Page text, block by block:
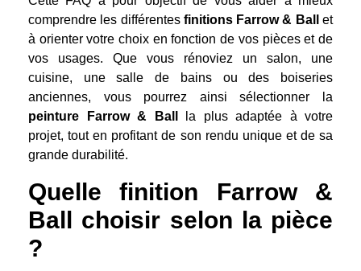
comprendre les différentes finitions Farrow & Ball
et
à orienter votre choix en fonction de vos pièces et de
vos usages. Que vous rénoviez un salon, une
cuisine, une salle de bains ou des boiseries
anciennes, vous pourrez ainsi sélectionner la
peinture Farrow & Ball
la plus adaptée à votre
projet, tout en profitant de son rendu unique et de sa
grande durabilité.
Quelle finition Farrow &
Ball choisir selon la pièce
?